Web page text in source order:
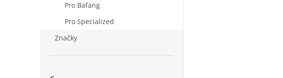
Pro Bafang
Pro Specialized
Značky